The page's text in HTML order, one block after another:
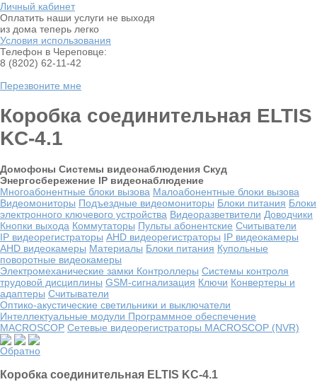
Личный кабинет
Оплатить наши услуги не выходя
из дома теперь легко
Условия использования
Телефон в Череповце:
8 (8202) 62-11-42
Перезвоните мне
Коробка соединительная ELTIS
KC-4.1
Домофоны Системы видеонаблюдения Скуд
Энергосбережение IP видеонаблюдение
Многоабонентные блоки вызова Малоабонентные блоки вызова
Видеомониторы Подъездные видеомониторы Блоки питания Блоки
электронного ключевого устройства Видеоразветвители Доводчики
Кнопки выхода Коммутаторы Пульты абонентские Считыватели
IP видеорегистраторы AHD видеорегистраторы IP видеокамеры
AHD видеокамеры Материалы Блоки питания Купольные
поворотные видеокамеры
Электромеханические замки Контроллеры Системы контроля
трудовой дисциплины GSM-сигнализация Ключи Конвертеры и
адаптеры Считыватели
Оптико-акустические светильники и выключатели
Интеллектуальные модули Программное обеспечение
MACROSCOP Сетевые видеорегистраторы MACROSCOP (NVR)
Обратно
Коробка соединительная ELTIS KC-4.1